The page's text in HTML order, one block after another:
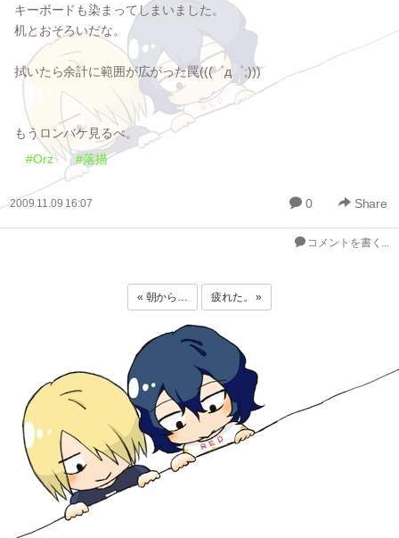
キーボードも染まってしまいました。
机とおそろいだな。
拭いたら余計に範囲が広がった罠(((゜д゜;)))
もうロンバケ見るべ。
#Orz
#落描
2009.11.09 16:07 0 Share
コメントを書く...
« 朝から… 疲れた。 »